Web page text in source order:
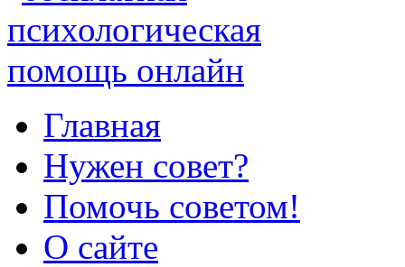
Главная
Нужен совет?
Помочь советом!
О сайте